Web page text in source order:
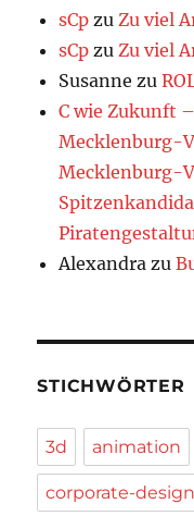
sCp zu Zu viel
sCp zu Zu viel
Susanne zu
C wie Zukunft
Mecklenburg-
Mecklenburg-
Alexandra zu
STICHWÖRTER
3d animation
corporate-design